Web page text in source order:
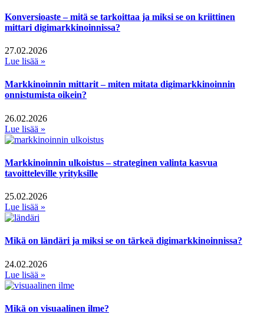
Konversioaste – mitä se tarkoittaa ja miksi se on kriittinen
mittari digimarkkinoinnissa?
27.02.2026
Lue lisää »
Markkinoinnin mittarit – miten mitata digimarkkinoinnin
onnistumista oikein?
26.02.2026
Lue lisää »
Markkinoinnin ulkoistus – strateginen valinta kasvua
tavoitteleville yrityksille
25.02.2026
Lue lisää »
Mikä on ländäri ja miksi se on tärkeä digimarkkinoinnissa?
24.02.2026
Lue lisää »
Mikä on visuaalinen ilme?